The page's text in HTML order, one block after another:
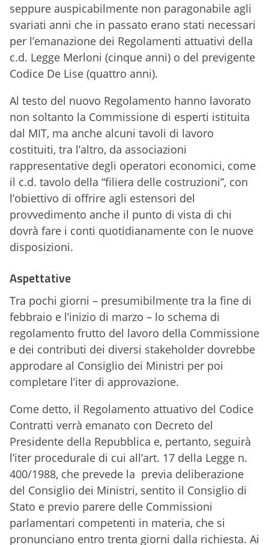
seppure auspicabilmente non paragonabile agli
svariati anni che in passato erano stati necessari
per l’emanazione dei Regolamenti attuativi della
c.d. Legge Merloni (cinque anni) o del previgente
Codice De Lise (quattro anni).
Al testo del nuovo Regolamento hanno lavorato
non soltanto la Commissione di esperti istituita
dal MIT, ma anche alcuni tavoli di lavoro
costituiti, tra l’altro, da associazioni
rappresentative degli operatori economici, come
il c.d. tavolo della “filiera delle costruzioni”, con
l’obiettivo di offrire agli estensori del
provvedimento anche il punto di vista di chi
dovrà fare i conti quotidianamente con le nuove
disposizioni.
Aspettative
Tra pochi giorni – presumibilmente tra la fine di
febbraio e l’inizio di marzo – lo schema di
regolamento frutto del lavoro della Commissione
e dei contributi dei diversi stakeholder dovrebbe
approdare al Consiglio dei Ministri per poi
completare l’iter di approvazione.
Come detto, il Regolamento attuativo del Codice
Contratti verrà emanato con Decreto del
Presidente della Repubblica e, pertanto, seguirà
l’iter procedurale di cui all’art. 17 della Legge n.
400/1988, che prevede la previa deliberazione
del Consiglio dei Ministri, sentito il Consiglio di
Stato e previo parere delle Commissioni
parlamentari competenti in materia, che si
pronunciano entro trenta giorni dalla richiesta. Ai